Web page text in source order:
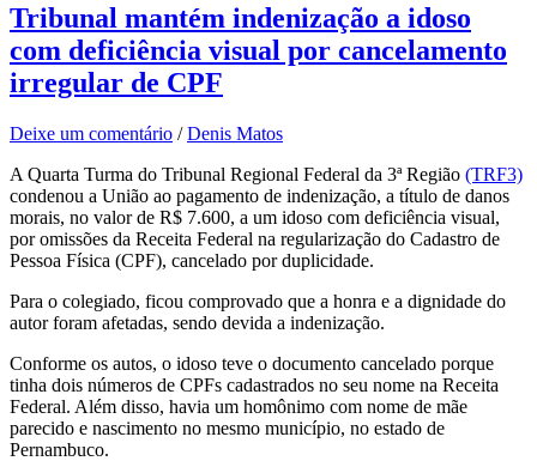
Tribunal mantém indenização a idoso
com deficiência visual por cancelamento
irregular de CPF
Deixe um comentário /Denis Matos
A Quarta Turma do Tribunal Regional Federal da 3ª Região (TRF3)
condenou a União ao pagamento de indenização, a título de danos
morais, no valor de R$ 7.600, a um idoso com deficiência visual,
por omissões da Receita Federal na regularização do Cadastro de
Pessoa Física (CPF), cancelado por duplicidade.
Para o colegiado, ficou comprovado que a honra e a dignidade do
autor foram afetadas, sendo devida a indenização.
Conforme os autos, o idoso teve o documento cancelado porque
tinha dois números de CPFs cadastrados no seu nome na Receita
Federal. Além disso, havia um homônimo com nome de mãe
parecido e nascimento no mesmo município, no estado de
Pernambuco.